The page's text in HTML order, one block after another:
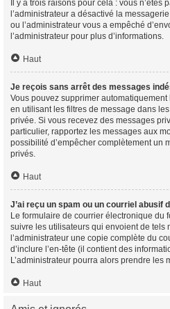
Il y a trois raisons pour cela : vous n’êtes
l’administrateur a désactivé la
ou l’administrateur vous a empêché
l’administrateur pour plus d’informations.
Haut
Je reçois sans arrêt des messages
Vous pouvez supprimer
en utilisant les filtres de message dans
privée. Si vous recevez des messages
particulier, rapportez les messages aux
possibilité d’empêcher complètement un
privés.
Haut
J’ai reçu un spam ou un courriel abusif
Le formulaire de courrier électronique du
suivre les utilisateurs qui envoient de tels
l’administrateur une copie complète du
d’inclure l’en-tête (il contient des
L’administrateur pourra alors prendre les
Haut